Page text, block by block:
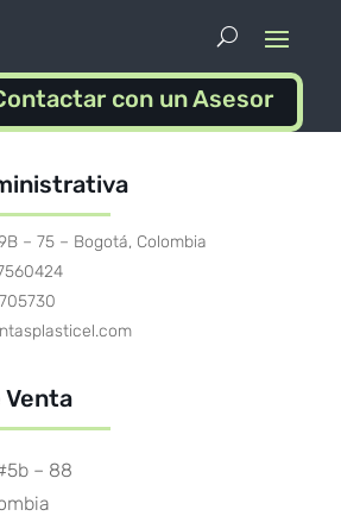
con un Asesor
– 75 – Bogotá, Colombia
Venta
– 88